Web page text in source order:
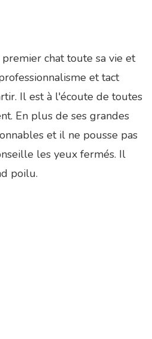
chat toute sa vie et
et tact
Il est à l'écoute de toutes
En plus de ses grandes
et il ne pousse pas
les yeux fermés. Il
poilu.